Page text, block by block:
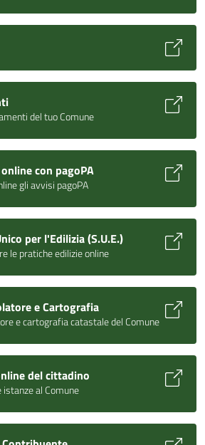
del tuo Comune
con pagoPA
gli avvisi pagoPA
per l'Edilizia (S.U.E.)
le pratiche edilizie online
e Cartografia
e cartografia catastale del Comune
del cittadino
al Comune